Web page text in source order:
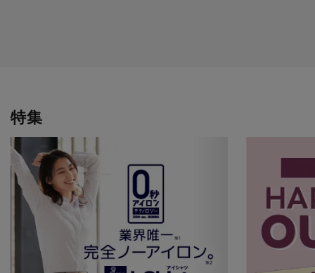
特集